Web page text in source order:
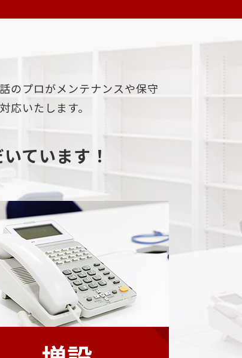
のプロがメンテナンスや保守
いたします。
ています！